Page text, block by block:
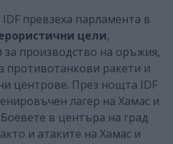
превзеха парламента в
цели,
производство на оръжия,
противотанкови ракети и
центрове. През нощта IDF
лагер на Хамас и
в центъра на град
и атаките на Хамас и